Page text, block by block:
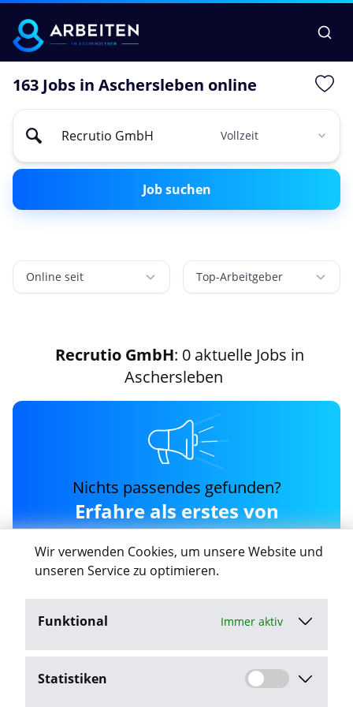
Wir verwenden Cookies, um unsere Website und
unseren Service zu optimieren.
Funktional Immer aktiv
Statistiken
163 Jobs in Aschersleben online
Job suchen
Online seit Top-Arbeitgeber
Recrutio GmbH: 0 aktuelle Jobs in
Aschersleben
Nichts passendes gefunden?
Erfahre als erstes von
neuen recrutio-gmbh Jobs
in Aschersleben